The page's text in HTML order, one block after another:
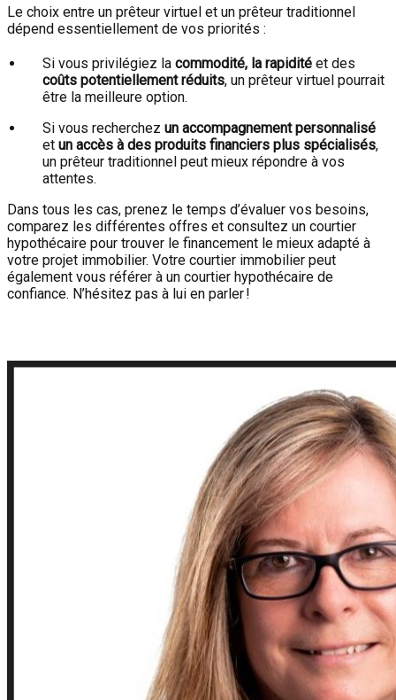
Le choix entre un prêteur virtuel et un prêteur traditionnel
dépend essentiellement de vos priorités :
Si vous privilégiez la commodité, la rapidité et des
coûts potentiellement réduits, un prêteur virtuel pourrait
être la meilleure option.
Si vous recherchez un accompagnement personnalisé
et un accès à des produits financiers plus spécialisés,
un prêteur traditionnel peut mieux répondre à vos
attentes.
Dans tous les cas, prenez le temps d’évaluer vos besoins,
comparez les différentes offres et consultez un courtier
hypothécaire pour trouver le financement le mieux adapté à
votre projet immobilier. Votre courtier immobilier peut
également vous référer à un courtier hypothécaire de
confiance. N’hésitez pas à lui en parler !